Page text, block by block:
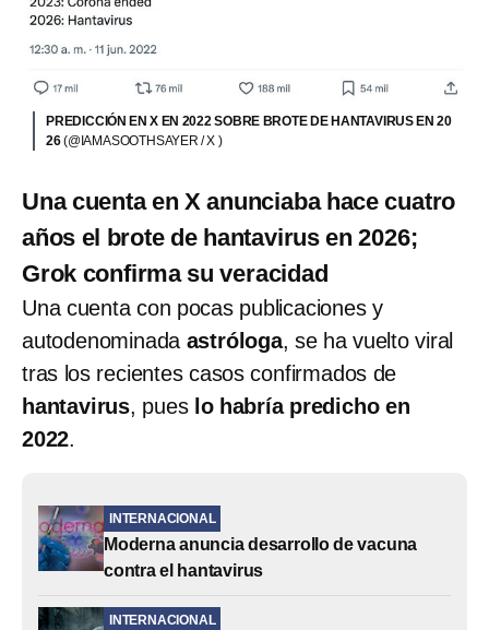
PREDICCIÓN EN X EN 2022 SOBRE BROTE DE HANTAVIRUS EN 20
26(@IAMASOOTHSAYER / X )
Una cuenta en X anunciaba hace cuatro
años el brote de hantavirus en 2026;
Grok confirma su veracidad
Una cuenta con pocas publicaciones y
autodenominada astróloga, se ha vuelto viral
tras los recientes casos confirmados de
hantavirus, pues lo habría predicho en
2022.
INTERNACIONAL
Moderna anuncia desarrollo de vacuna
contra el hantavirus
INTERNACIONAL